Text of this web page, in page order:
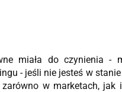
miała do czynienia -
- jeśli nie jesteś w
w marketach, jak